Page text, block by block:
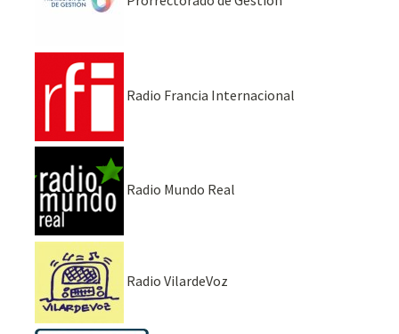
Radio Francia Internacional
Radio Mundo Real
Radio VilardeVoz